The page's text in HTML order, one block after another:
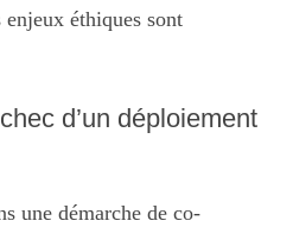
éthiques sont
d’un déploiement
une démarche de co-